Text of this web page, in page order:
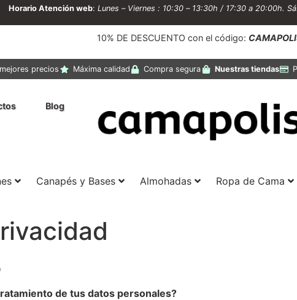
Horario Atención web: Lunes – Viernes : 10:30 – 13:30h / 17:30 a 20:00h.
10% DE DESCUENTO con el código:
precios Máxima calidad Compra segura Nuestras tiendas
Blog
Canapés y Bases Almohadas Ropa de Cama
de tus datos personales?